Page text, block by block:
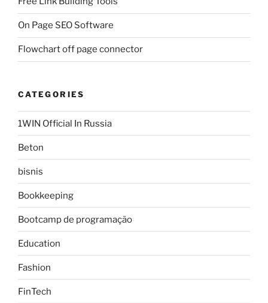
On Page SEO Software
Flowchart off page connector
CATEGORIES
1WIN Official In Russia
Beton
bisnis
Bookkeeping
Bootcamp de programação
Education
Fashion
FinTech